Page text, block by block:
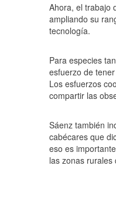
Ahora, el trabajo
ampliando su
tecnología.
Para especies
esfuerzo de
Los esfuerzos
compartir las
Sáenz también
cabécares que
eso es
las zonas